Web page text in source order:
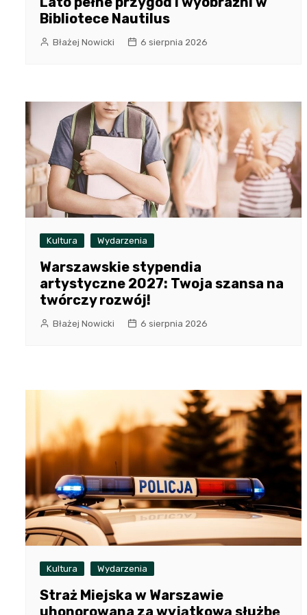
Bibliotece Nautilus
Błażej Nowicki 6 sierpnia 2026
Kultura Wydarzenia
Warszawskie stypendia
artystyczne 2027: Twoja szansa na
twórczy rozwój!
Błażej Nowicki 6 sierpnia 2026
Kultura Wydarzenia
Straż Miejska w Warszawie
uhonorowana za wyjątkową służbę